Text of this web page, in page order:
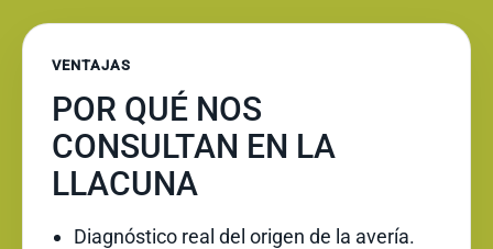
VENTAJAS
POR QUÉ NOS
CONSULTAN EN LA
LLACUNA
Diagnóstico real del origen de la avería.